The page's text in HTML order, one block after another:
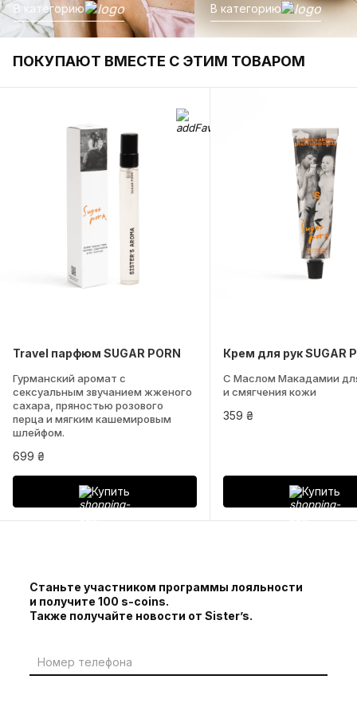
В категорию В категорию
ПОКУПАЮТ ВМЕСТЕ С ЭТИМ ТОВАРОМ
Travel парфюм SUGAR PORN
Гурманский аромат с
сексуальным звучанием жженого
сахара, пряностью розового
перца и мягким кашемировым
шлейфом.
699 ₴
Купить
Крем для рук SUGAR
С Маслом Макадамии
и смягчения кожи
359 ₴
Купить
Станьте участником программы лояльности
и получите 100 s-coins.
Также получайте новости от Sister’s.